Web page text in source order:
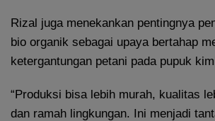
Rizal juga menekankan pentingnya
bio organik sebagai upaya bertahap
ketergantungan petani pada pupuk
“Produksi bisa lebih murah, kualitas
dan ramah lingkungan. Ini menjadi